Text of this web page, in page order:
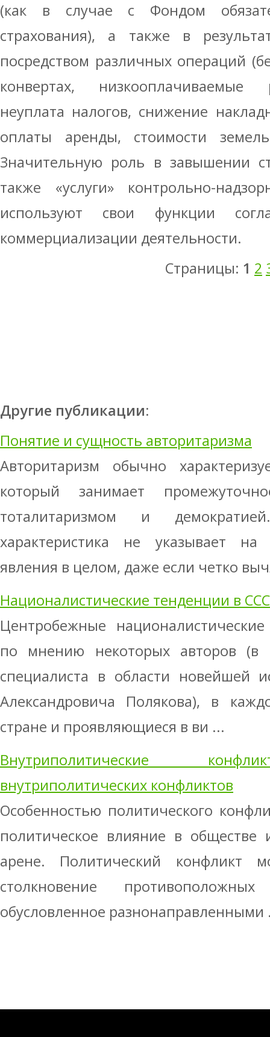
(как в случае с Фондом
страхования), а также в
посредством различных операций
конвертах, низкооплачиваемые
неуплата налогов, снижение
оплаты аренды, стоимости
Значительную роль в завышении
также «услуги» контрольно-
используют свои функции
коммерциализации деятельности.
Страницы: 1 2
Другие публикации:
Понятие и сущность авторитаризма
Авторитаризм обычно
который занимает
тоталитаризмом и
характеристика не указывает
явления в целом, даже если четко
Националистические тенденции в
Центробежные
по мнению некоторых авторов (в
специалиста в области новейшей
Александровича Полякова), в
стране и проявляющиеся в ви ...
Внутриполитические
внутриполитических конфликтов
Особенностью политического
политическое влияние в
арене. Политический конфликт
столкновение
обусловленное разнонаправленными